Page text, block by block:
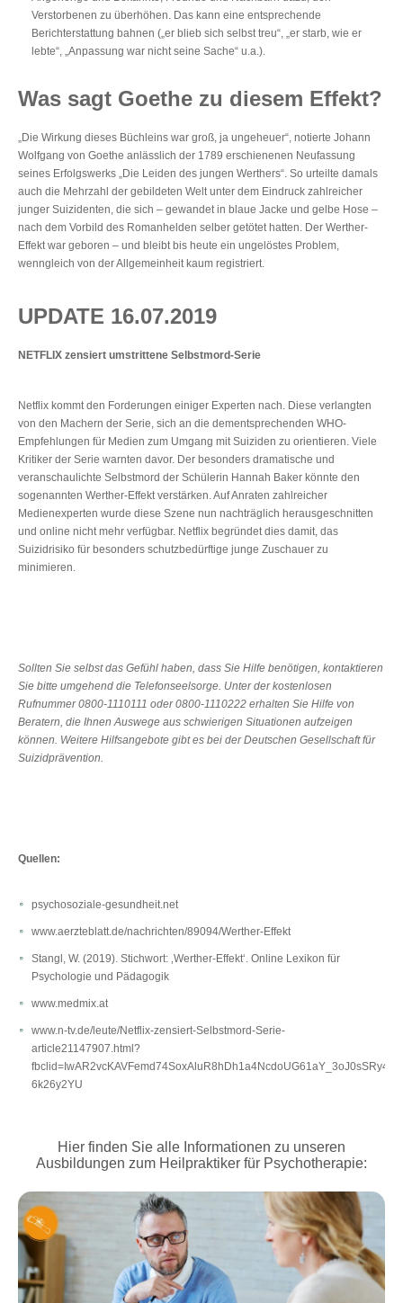
Verstorbenen zu überhöhen. Das kann eine entsprechende
Berichterstattung bahnen („er blieb sich selbst treu“, „er starb, wie er
lebte“, „Anpassung war nicht seine Sache“ u.a.).
Was sagt Goethe zu diesem Effekt?
„Die Wirkung dieses Büchleins war groß, ja ungeheuer“, notierte Johann
Wolfgang von Goethe anlässlich der 1789 erschienenen Neufassung
seines Erfolgswerks „Die Leiden des jungen Werthers“. So urteilte damals
auch die Mehrzahl der gebildeten Welt unter dem Eindruck zahlreicher
junger Suizidenten, die sich – gewandet in blaue Jacke und gelbe Hose –
nach dem Vorbild des Romanhelden selber getötet hatten. Der Werther-
Effekt war geboren – und bleibt bis heute ein ungelöstes Problem,
wenngleich von der Allgemeinheit kaum registriert.
UPDATE 16.07.2019
NETFLIX zensiert umstrittene Selbstmord-Serie
Netflix kommt den Forderungen einiger Experten nach. Diese verlangten
von den Machern der Serie, sich an die dementsprechenden WHO-
Empfehlungen für Medien zum Umgang mit Suiziden zu orientieren. Viele
Kritiker der Serie warnten davor. Der besonders dramatische und
veranschaulichte Selbstmord der Schülerin Hannah Baker könnte den
sogenannten Werther-Effekt verstärken. Auf Anraten zahlreicher
Medienexperten wurde diese Szene nun nachträglich herausgeschnitten
und online nicht mehr verfügbar. Netflix begründet dies damit, das
Suizidrisiko für besonders schutzbedürftige junge Zuschauer zu
minimieren.
Sollten Sie selbst das Gefühl haben, dass Sie Hilfe benötigen, kontaktieren
Sie bitte umgehend die Telefonseelsorge. Unter der kostenlosen
Rufnummer 0800-1110111 oder 0800-1110222 erhalten Sie Hilfe von
Beratern, die Ihnen Auswege aus schwierigen Situationen aufzeigen
können. Weitere Hilfsangebote gibt es bei der Deutschen Gesellschaft für
Suizidprävention.
Quellen:
psychosoziale-gesundheit.net
www.aerzteblatt.de/nachrichten/89094/Werther-Effekt
Stangl, W. (2019). Stichwort: ‚Werther-Effekt‘. Online Lexikon für
Psychologie und Pädagogik
www.medmix.at
www.n-tv.de/leute/Netflix-zensiert-Selbstmord-Serie-
article21147907.html?
6k26y2YU
Hier finden Sie alle Informationen zu unseren
Ausbildungen zum Heilpraktiker für Psychotherapie: